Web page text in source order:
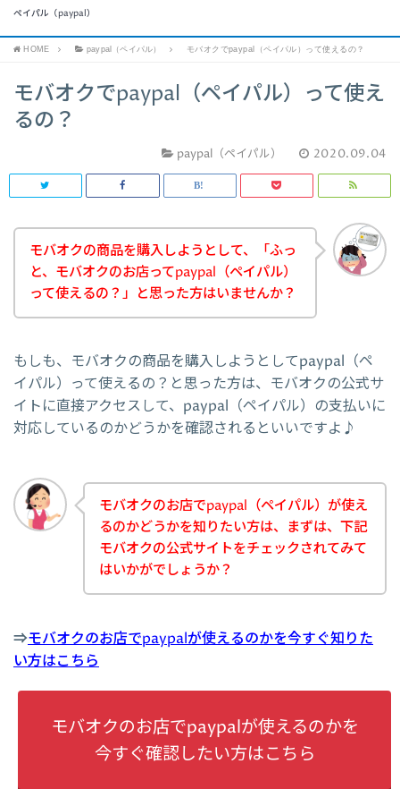
ペイパル（paypal）
HOME paypal（ペイパル） モバオクでpaypal（ペイパル）って使えるの？
モバオクでpaypal（ペイパル）って使え
るの？
paypal（ペイパル） 2020.09.04
モバオクの商品を購入しようとして、「ふっ
と、モバオクのお店ってpaypal（ペイパル）
って使えるの？」と思った方はいませんか？
もしも、モバオクの商品を購入しようとしてpaypal（ペ
イパル）って使えるの？と思った方は、モバオクの公式サ
イトに直接アクセスして、paypal（ペイパル）の支払いに
対応しているのかどうかを確認されるといいですよ♪
モバオクのお店でpaypal（ペイパル）が使え
るのかどうかを知りたい方は、まずは、下記
モバオクの公式サイトをチェックされてみて
はいかがでしょうか？
⇒モバオクのお店でpaypalが使えるのかを今すぐ知りた
い方はこちら
モバオクのお店でpaypalが使えるのかを
今すぐ確認したい方はこちら